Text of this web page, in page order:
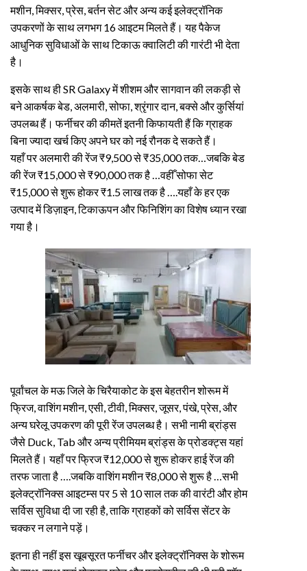
मशीन, मिक्सर, प्रेस, बर्तन सेट और अन्य कई इलेक्ट्रॉनिक
उपकरणों के साथ लगभग 16 आइटम मिलते हैं। यह पैकेज
आधुनिक सुविधाओं के साथ टिकाऊ क्वालिटी की गारंटी भी देता
है।
इसके साथ ही SR Galaxy में शीशम और सागवान की लकड़ी से
बने आकर्षक बेड, अलमारी, सोफा, श्रृंगार दान, बक्से और कुर्सियां
उपलब्ध हैं। फर्नीचर की कीमतें इतनी किफायती हैं कि ग्राहक
बिना ज्यादा खर्च किए अपने घर को नई रौनक दे सकते हैं।
यहाँ पर अलमारी की रेंज ₹9,500 से ₹35,000 तक…जबकि बेड
की रेंज ₹15,000 से ₹90,000 तक है …वहीँ सोफा सेट
₹15,000 से शुरू होकर ₹1.5 लाख तक है ….यहाँ के हर एक
उत्पाद में डिज़ाइन, टिकाऊपन और फिनिशिंग का विशेष ध्यान रखा
गया है।
पूर्वांचल के मऊ जिले के चिरैयाकोट के इस बेहतरीन शोरूम में
फ्रिज, वाशिंग मशीन, एसी, टीवी, मिक्सर, जूसर, पंखे, प्रेस, और
अन्य घरेलू उपकरण की पूरी रेंज उपलब्ध है। सभी नामी ब्रांड्स
जैसे Duck, Tab और अन्य प्रीमियम ब्रांड्स के प्रोडक्ट्स यहां
मिलते हैं। यहाँ पर फ्रिज ₹12,000 से शुरू होकर हाई रेंज की
तरफ जाता है ….जबकि वाशिंग मशीन ₹8,000 से शुरू है …सभी
इलेक्ट्रॉनिक्स आइटम्स पर 5 से 10 साल तक की वारंटी और होम
सर्विस सुविधा दी जा रही है, ताकि ग्राहकों को सर्विस सेंटर के
चक्कर न लगाने पड़ें।
इतना ही नहीं इस खूबसूरत फर्नीचर और इलेक्ट्रॉनिक्स के शोरूम